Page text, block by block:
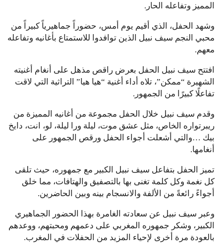
المميز وتفاعله الحار.
وشهد الحفل، الذي أقيم يوم أمس، حضوراً جماهيرياً كبيراً من
محبي النجم سيف نبيل الذين توافدوا للاستمتاع بأغانيه وتفاعله
معهم.
افتتح سيف نبيل الحفل بعرض راقص مذهل على أنغام أغنيته
الشهيرة “ممكن”، تلاه أداء أغنية “هيا هيا” التراثية التي لاقت
تفاعلًا كبيرًا من الجمهور.
وقدم سيف نبيل خلال الحفل مجموعة من أغانيه المميزة من
ريبرتواره الخاص، مثل عشق موت، ليلة ورا ليلة، لو، انت، دايخ
بيك …والتي أشعلت أجواء الحفل ورقص الجمهور على
أنغامها.
تميز الحفل بتفاعل سيف نبيل الكبير مع جمهوره، حيث تلقى
كل نغمة وكل كلمة تغنى بها بالتصفيق والهتافات، مما خلق
أجواءً رائعةً من الألفة والانسجام بينه وبين الحاضرين.
وعبر سيف نبيل عن سعادته الغامرة بهذا الحضور الجماهيري
الكبير، وشكر جمهوره المغربي على دعمهم ومحبتهم، ووعدهم
بالعودة مرة أخرى لإحياء المزيد من الحفلات في المغرب.